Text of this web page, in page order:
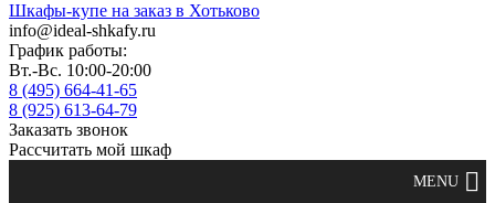
Шкафы-купе на заказ в Хотьково
info@ideal-shkafy.ru
График работы:
Вт.-Вс. 10:00-20:00
8 (495) 664-41-65
8 (925) 613-64-79
Заказать звонок
Рассчитать мой шкаф